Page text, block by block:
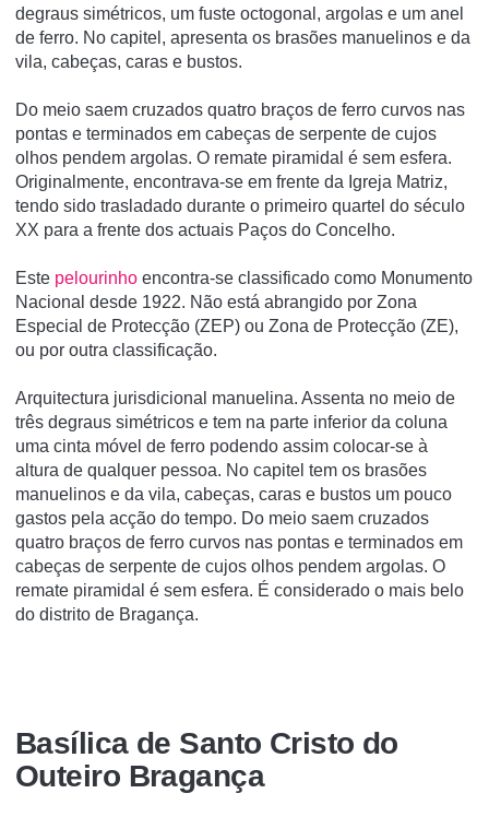
degraus simétricos, um fuste octogonal, argolas e um anel
de ferro. No capitel, apresenta os brasões manuelinos e da
vila, cabeças, caras e bustos.
Do meio saem cruzados quatro braços de ferro curvos nas
pontas e terminados em cabeças de serpente de cujos
olhos pendem argolas. O remate piramidal é sem esfera.
Originalmente, encontrava-se em frente da Igreja Matriz,
tendo sido trasladado durante o primeiro quartel do século
XX para a frente dos actuais Paços do Concelho.
Este pelourinho encontra-se classificado como Monumento
Nacional desde 1922. Não está abrangido por Zona
Especial de Protecção (ZEP) ou Zona de Protecção (ZE),
ou por outra classificação.
Arquitectura jurisdicional manuelina. Assenta no meio de
três degraus simétricos e tem na parte inferior da coluna
uma cinta móvel de ferro podendo assim colocar-se à
altura de qualquer pessoa. No capitel tem os brasões
manuelinos e da vila, cabeças, caras e bustos um pouco
gastos pela acção do tempo. Do meio saem cruzados
quatro braços de ferro curvos nas pontas e terminados em
cabeças de serpente de cujos olhos pendem argolas. O
remate piramidal é sem esfera. É considerado o mais belo
do distrito de Bragança.
Basí­lica de Santo Cristo do
Outeiro Bragança